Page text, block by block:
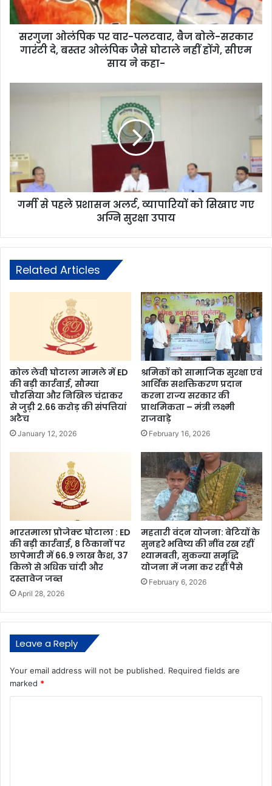
सरगुजा ओलंपिक पर वार-पलटवार, बैज बोले-सरकार
गारंटी दे, बस्तर ओलंपिक जैसे घोटाले नहीं होंगे, सीएम
साय ने कहा-
गर्मी से पहले प्रशासन अलर्ट, व्यापारियों को सिखाए गए
अग्नि सुरक्षा उपाय
Related Articles
कोल लेवी घोटाला मामले में ED
की बड़ी कार्रवाई, सौम्या
चौरसिया और निखिल चंद्राकर
से जुड़ी 2.66 करोड़ की संपत्तियां
अटैच
January 12, 2026
श्रमिकों को सामाजिक सुरक्षा एवं
आर्थिक सशक्तिकरण प्रदान
करना राज्य सरकार की
प्राथमिकता – मंत्री लक्ष्मी
राजवाड़े
February 16, 2026
भारतमाला प्रोजेक्ट घोटाला : ED
की बड़ी कार्रवाई, 8 ठिकानों पर
छापेमारी में 66.9 लाख कैश, 37
किलो से अधिक चांदी और
दस्तावेज जब्त
April 28, 2026
महतारी वंदन योजना: बेटियों के
सुनहरे भविष्य की नींव रख रहीं
श्यामबती, सुकन्या समृद्धि
योजना में जमा कर रहीं पैसे
February 6, 2026
Leave a Reply
Your email address will not be published. Required fields are
marked *